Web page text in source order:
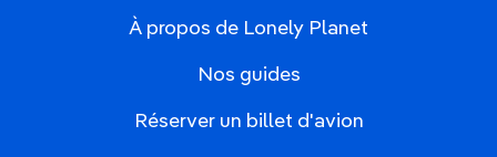
À propos de Lonely Planet
Nos guides
Réserver un billet d'avion